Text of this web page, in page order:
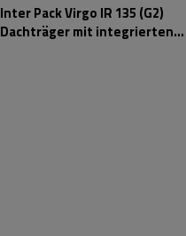
Inter Pack Virgo IR 135 (G2)
Dachträger mit integrierten